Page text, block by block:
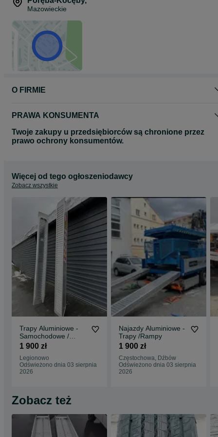
W razie pytań zapraszamy do kontaktu.
Mazowieckie
O FIRMIE
PRAWA KONSUMENTA
Twoje zakupy u przedsiębiorców są chronione przez
prawo ochrony konsumentów.
Więcej od tego ogłoszeniodawcy
Zobacz wszystkie
Trapy Aluminiowe -
Samochodowe /
Rampy / Najzady
1 900 zł
Legionowo
Odświeżono dnia 03 sierpnia
2026
Najazdy Aluminiowe -
Trapy /Rampy
1 900 zł
Częstochowa, Dźbów
Odświeżono dnia 03 sierpnia
2026
Zobacz też